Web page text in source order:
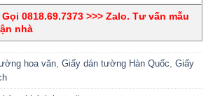
Gọi 0818.69.7373 >>> Zalo. Tư vấn mẫu
nhà
hoa văn Giấy dán tường Hàn Quốc Giấy